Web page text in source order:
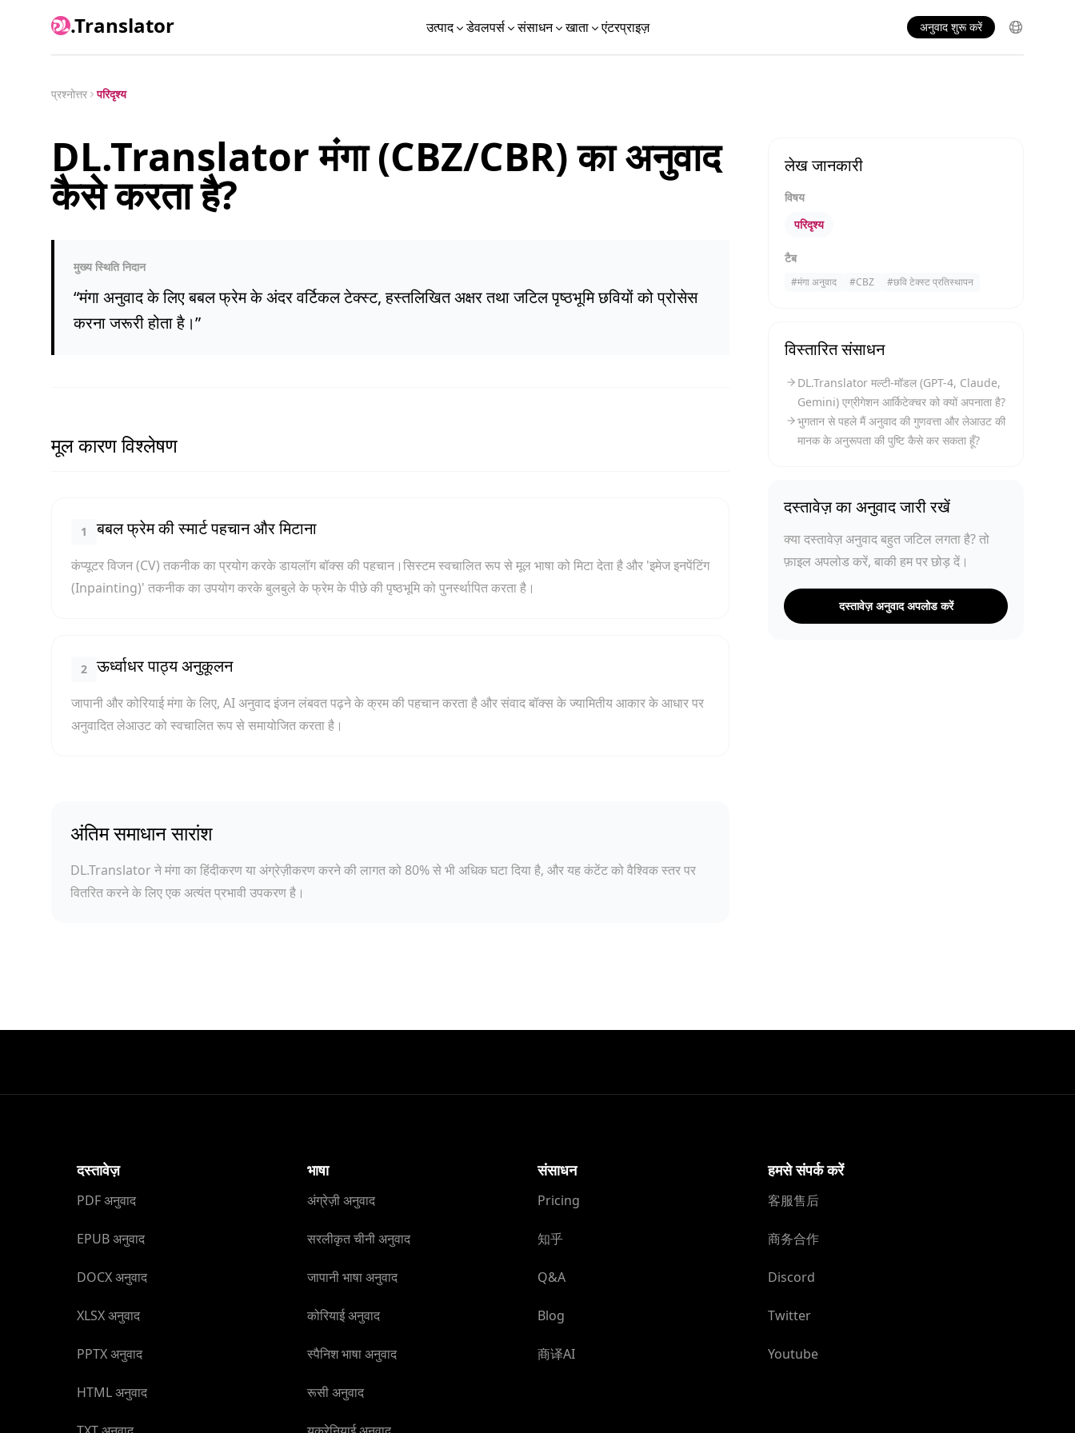
.Translator उत्पाद डेवलपर्स संसाधन खाता एंटरप्राइज़ अनुवाद शुरू करें
प्रश्नोत्तर परिदृश्य
DL.Translator मंगा (CBZ/CBR) का अनुवाद
कैसे करता है?
मुख्य स्थिति निदान
“मंगा अनुवाद के लिए बबल फ्रेम के अंदर वर्टिकल टेक्स्ट, हस्तलिखित अक्षर तथा जटिल पृष्ठभूमि छवियों को प्रोसेस
करना जरूरी होता है।”
मूल कारण विश्लेषण
1 बबल फ्रेम की स्मार्ट पहचान और मिटाना
कंप्यूटर विजन (CV) तकनीक का प्रयोग करके डायलॉग बॉक्स की पहचान।सिस्टम स्वचालित रूप से मूल भाषा को मिटा देता है और 'इमेज इनपेंटिंग
(Inpainting)' तकनीक का उपयोग करके बुलबुले के फ्रेम के पीछे की पृष्ठभूमि को पुनर्स्थापित करता है।
2 ऊर्ध्वाधर पाठ्य अनुकूलन
जापानी और कोरियाई मंगा के लिए, AI अनुवाद इंजन लंबवत पढ़ने के क्रम की पहचान करता है और संवाद बॉक्स के ज्यामितीय आकार के आधार पर
अनुवादित लेआउट को स्वचालित रूप से समायोजित करता है।
अंतिम समाधान सारांश
DL.Translator ने मंगा का हिंदीकरण या अंग्रेज़ीकरण करने की लागत को 80% से भी अधिक घटा दिया है, और यह कंटेंट को वैश्विक स्तर पर
वितरित करने के लिए एक अत्यंत प्रभावी उपकरण है।
लेख जानकारी
विषय
परिदृश्य
टैब
#मंगा अनुवाद #CBZ #छवि टेक्स्ट प्रतिस्थापन
विस्तारित संसाधन
DL.Translator मल्टी-मॉडल (GPT-4, Claude,
Gemini) एग्रीगेशन आर्किटेक्चर को क्यों अपनाता है?
भुगतान से पहले मैं अनुवाद की गुणवत्ता और लेआउट की
मानक के अनुरूपता की पुष्टि कैसे कर सकता हूँ?
दस्तावेज़ का अनुवाद जारी रखें
क्या दस्तावेज़ अनुवाद बहुत जटिल लगता है? तो
फ़ाइल अपलोड करें, बाकी हम पर छोड़ दें।
दस्तावेज़ अनुवाद अपलोड करें
दस्तावेज़
PDF अनुवाद
EPUB अनुवाद
DOCX अनुवाद
XLSX अनुवाद
PPTX अनुवाद
HTML अनुवाद
भाषा
अंग्रेज़ी अनुवाद
सरलीकृत चीनी अनुवाद
जापानी भाषा अनुवाद
कोरियाई अनुवाद
स्पैनिश भाषा अनुवाद
रूसी अनुवाद
संसाधन
Pricing
知乎
Q&A
Blog
商译AI
हमसे संपर्क करें
客服售后
商务合作
Discord
Twitter
Youtube